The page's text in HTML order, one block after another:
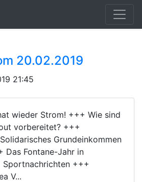
20.02.2019
21:45
wieder Strom! +++ Wie sind
vorbereitet? +++
Grundeinkommen
Das Fontane-Jahr in
Sportnachrichten +++
V...